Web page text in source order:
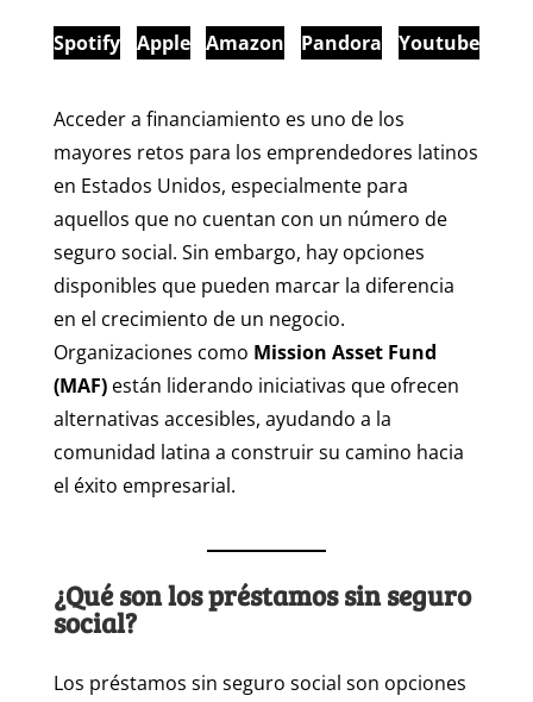
Spotify Apple Amazon Pandora Youtube
Acceder a financiamiento es uno de los
mayores retos para los emprendedores latinos
en Estados Unidos, especialmente para
aquellos que no cuentan con un número de
seguro social. Sin embargo, hay opciones
disponibles que pueden marcar la diferencia
en el crecimiento de un negocio.
Organizaciones como Mission Asset Fund
(MAF)están liderando iniciativas que ofrecen
alternativas accesibles, ayudando a la
comunidad latina a construir su camino hacia
el éxito empresarial.
¿Qué son los préstamos sin seguro
social?
Los préstamos sin seguro social son opciones